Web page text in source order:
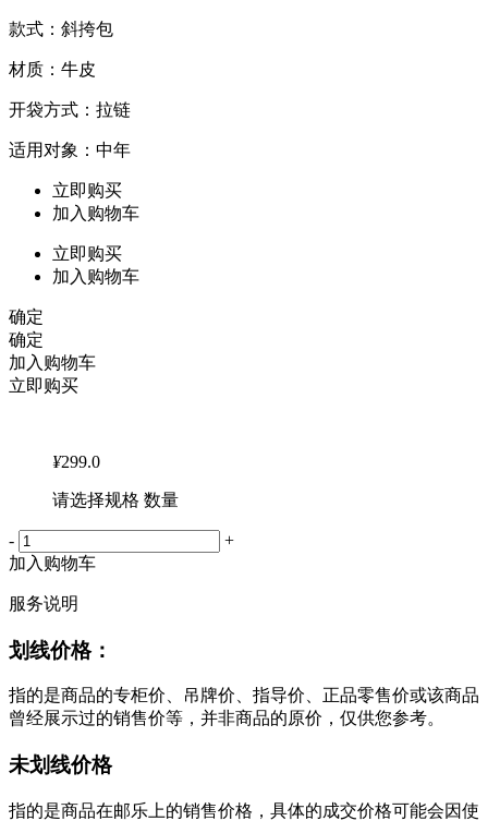
款式：斜挎包
材质：牛皮
开袋方式：拉链
适用对象：中年
立即购买
加入购物车
立即购买
加入购物车
确定
确定
加入购物车
立即购买
¥299.0
请选择规格 数量
-
+
加入购物车
服务说明
划线价格：
指的是商品的专柜价、吊牌价、指导价、正品零售价或该商品
曾经展示过的销售价等，并非商品的原价，仅供您参考。
未划线价格
指的是商品在邮乐上的销售价格，具体的成交价格可能会因使